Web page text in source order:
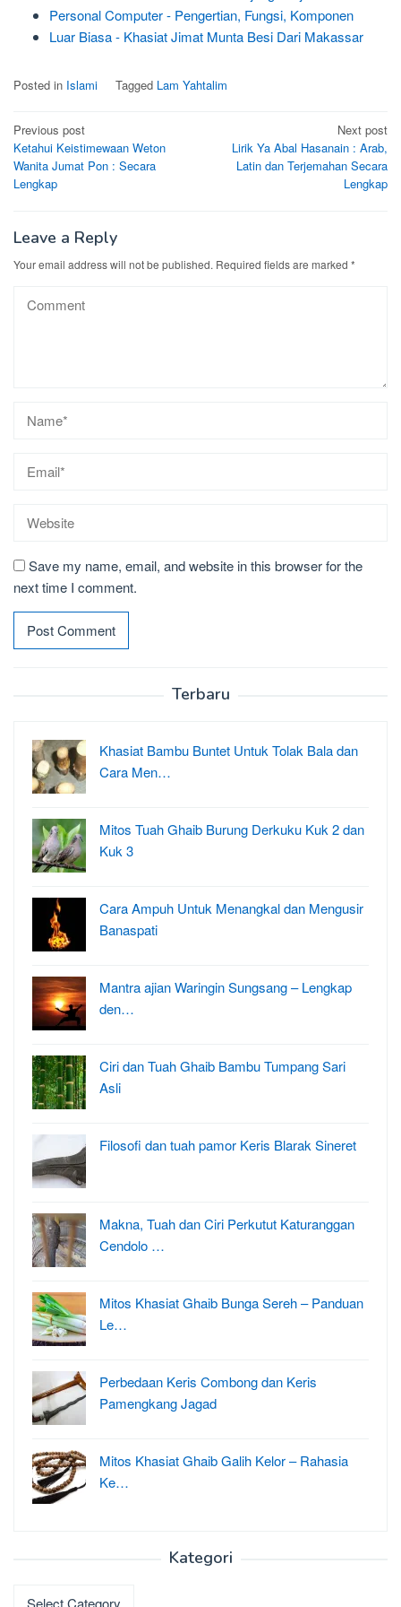
Personal Computer - Pengertian, Fungsi, Komponen
Luar Biasa - Khasiat Jimat Munta Besi Dari Makassar
Posted in Islami Tagged Lam Yahtalim
Post
navigation
Previous post
Ketahui Keistimewaan Weton
Wanita Jumat Pon : Secara
Lengkap
Next post
Lirik Ya Abal Hasanain : Arab,
Latin dan Terjemahan Secara
Lengkap
Leave a Reply
Your email address will not be published. Required fields are marked *
Save my name, email, and website in this browser for the
next time I comment.
Terbaru
Khasiat Bambu Buntet Untuk Tolak Bala dan
Cara Men…
Mitos Tuah Ghaib Burung Derkuku Kuk 2 dan
Kuk 3
Cara Ampuh Untuk Menangkal dan Mengusir
Banaspati
Mantra ajian Waringin Sungsang – Lengkap
den…
Ciri dan Tuah Ghaib Bambu Tumpang Sari
Asli
Filosofi dan tuah pamor Keris Blarak Sineret
Makna, Tuah dan Ciri Perkutut Katuranggan
Cendolo …
Mitos Khasiat Ghaib Bunga Sereh – Panduan
Le…
Perbedaan Keris Combong dan Keris
Pamengkang Jagad
Mitos Khasiat Ghaib Galih Kelor – Rahasia
Ke…
Kategori
Kategori